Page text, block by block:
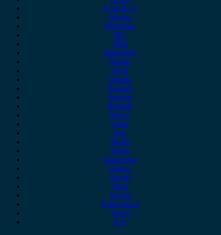
Lynk & co
Mazda
Mercedes
MG
Mini
Mitsubishi
Nissan
Opel
Omoda
Peugeot
Porsche
Renault
Rover
Saab
Seat
Skoda
Smart
ssangyong
Subaru
Suzuki
Tesla
Toyota
Volkswagen
Volvo
Xev